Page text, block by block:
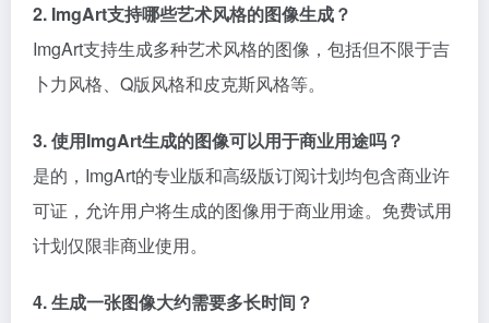
2. ImgArt支持哪些艺术风格的图像生成？
ImgArt支持生成多种艺术风格的图像，包括但不限于吉
卜力风格、Q版风格和皮克斯风格等。
3. 使用ImgArt生成的图像可以用于商业用途吗？
是的，ImgArt的专业版和高级版订阅计划均包含商业许
可证，允许用户将生成的图像用于商业用途。免费试用
计划仅限非商业使用。
4. 生成一张图像大约需要多长时间？